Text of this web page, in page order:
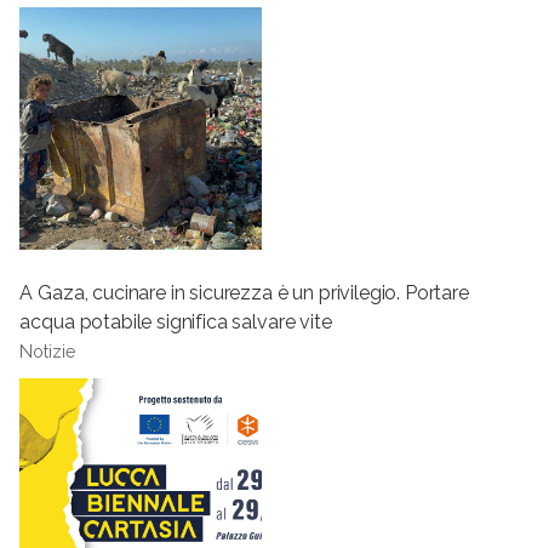
A Gaza, cucinare in sicurezza è un privilegio. Portare
acqua potabile significa salvare vite
Notizie